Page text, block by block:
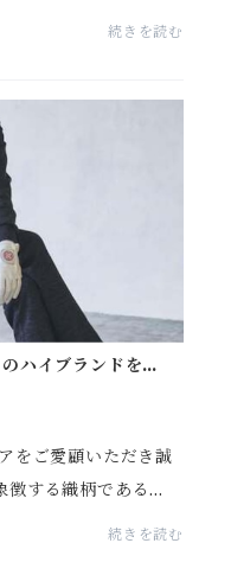
2024年の始まりを祝
続きを読む
ハイブランドを魅了
をご愛顧いただき誠
徴する織柄である
続きを読む